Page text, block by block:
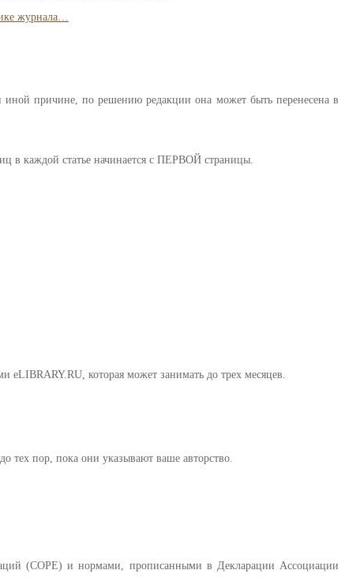
журнала…
иной причине, по решению редакции она может быть перенесена в
в каждой статье начинается с ПЕРВОЙ страницы.
которая может занимать до трех месяцев.
тех пор, пока они указывают ваше авторство.
(COPE) и нормами, прописанными в Декларации Ассоциации